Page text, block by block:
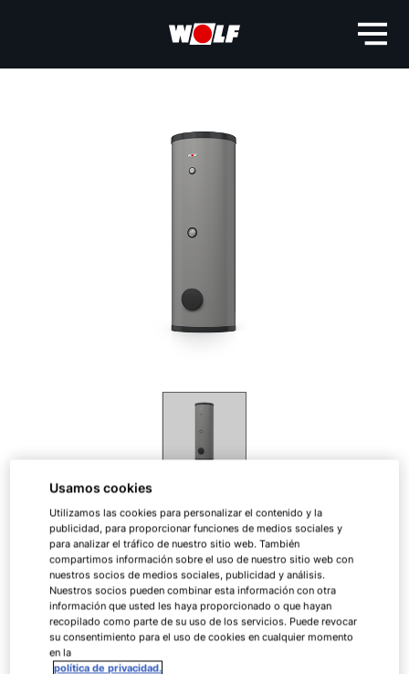
Interacumulador de ACS
SE-2
Interacumulador de ACS de acero esmaltado de
Usamos cookies
Utilizamos las cookies para personalizar el contenido y la
publicidad, para proporcionar funciones de medios sociales y
para analizar el tráfico de nuestro sitio web. También
compartimos información sobre el uso de nuestro sitio web con
nuestros socios de medios sociales, publicidad y análisis.
Nuestros socios pueden combinar esta información con otra
información que usted les haya proporcionado o que hayan
recopilado como parte de su uso de los servicios. Puede revocar
su consentimiento para el uso de cookies en cualquier momento
en la
política de privacidad.